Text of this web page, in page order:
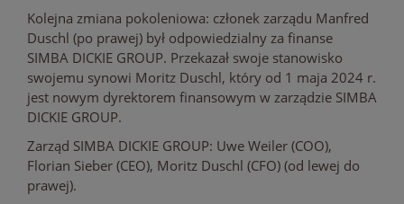
Kolejna zmiana pokoleniowa: członek zarządu Manfred
Duschl (po prawej) był odpowiedzialny za finanse
SIMBA DICKIE GROUP. Przekazał swoje stanowisko
swojemu synowi Moritz Duschl, który od 1 maja 2024 r.
jest nowym dyrektorem finansowym w zarządzie SIMBA
DICKIE GROUP.
Zarząd SIMBA DICKIE GROUP: Uwe Weiler (COO),
Florian Sieber (CEO), Moritz Duschl (CFO) (od lewej do
prawej).